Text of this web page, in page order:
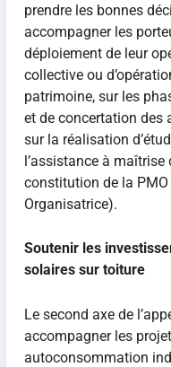
prendre les bonnes
accompagner les
déploiement de leur
collective ou
patrimoine, sur les
et de concertation des
sur la réalisation
l’assistance à maîtrise
constitution de la
Organisatrice).
Soutenir les
solaires sur toiture
Le second axe de
accompagner les
autoconsommation